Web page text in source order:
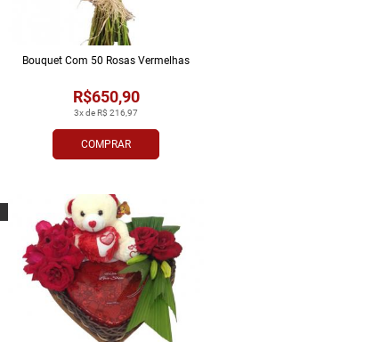
COMPRAR
3x de R$ 216,97
R$650,90
Bouquet Com 50 Rosas Vermelhas